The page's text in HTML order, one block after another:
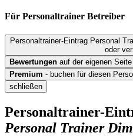
Für Personaltrainer Betreiber
Personaltrainer-Eintrag Personal
oder
Bewertungen auf der eigenen Seite
Premium - buchen für diesen
schließen
Personaltrainer-
Personal Trainer